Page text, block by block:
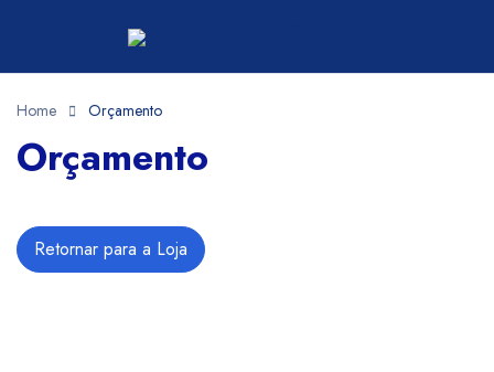
Home Orçamento
Orçamento
Retornar para a Loja